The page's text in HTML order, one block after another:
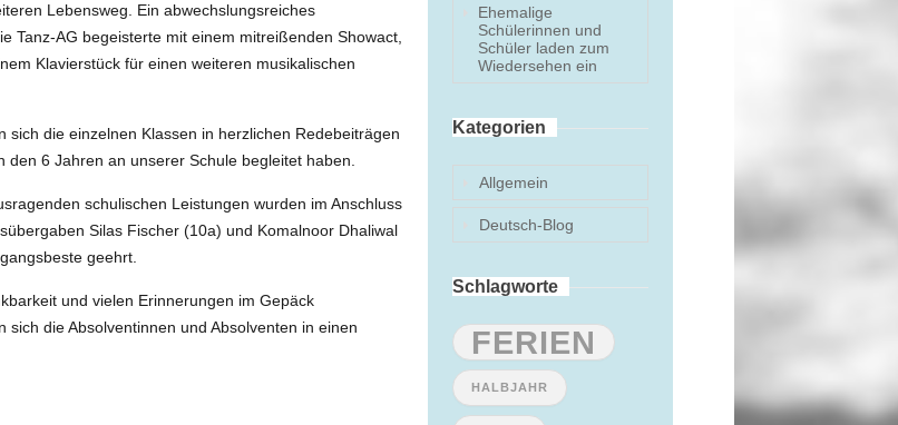
Lebensweg. Ein abwechslungsreiches
Tanz-AG begeisterte mit einem mitreißenden Showact,
Klavierstück für einen weiteren musikalischen
die einzelnen Klassen in herzlichen Redebeiträgen
den 6 Jahren an unserer Schule begleitet haben.
schulischen Leistungen wurden im Anschluss
Silas Fischer (10a) und Komalnoor Dhaliwal
geehrt.
und vielen Erinnerungen im Gepäck
sich die Absolventinnen und Absolventen in einen
Ehemalige
Schülerinnen und
Schüler laden zum
Wiedersehen ein
Kategorien
Allgemein
Deutsch-Blog
Schlagworte
FERIEN
HALBJAHR